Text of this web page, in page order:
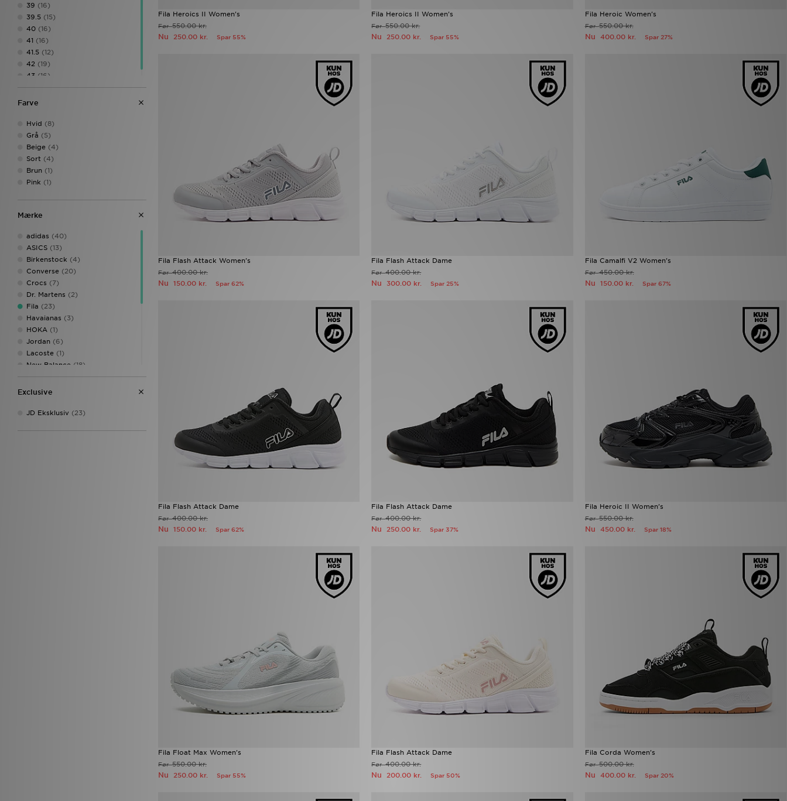
39 (16)
39.5 (15)
40 (16)
41 (16)
41.5 (12)
42 (19)
43 (16)
Farve
Hvid (8)
Grå (5)
Beige (4)
Sort (4)
Brun (1)
Pink (1)
Mærke
adidas (40)
ASICS (13)
Birkenstock (4)
Converse (20)
Crocs (7)
Dr. Martens (2)
Fila (23)
Havaianas (3)
HOKA (1)
Jordan (6)
Lacoste (1)
New Balance (18)
Nike(30)
On Running
Reebok(8)
Exclusive
JD Eksklusiv (23)
Fila Heroics II Women's
Før550.00 kr.
Nu 250.00 kr. Spar 55%
Fila Heroics II Women's
Før550.00 kr.
Nu250.00 kr. Spar 55%
Fila Heroic Women's
Før550.00 kr.
Nu 400.00 kr. Spar 27%
Fila Flash Attack Women's
Før400.00 kr.
Nu 150.00 kr. Spar 62%
Fila Flash Attack Dame
Før400.00 kr.
Nu 300.00 kr. Spar 25%
Fila Camalfi V2 Women's
Før450.00 kr.
Nu 150.00 kr. Spar 67%
Fila Flash Attack Dame
Før400.00 kr.
Nu 150.00 kr. Spar 62%
Fila Flash Attack Dame
Før400.00 kr.
Nu 250.00 kr. Spar 37%
Fila Heroic II Women's
Før550.00 kr.
Nu 450.00 kr. Spar 18%
Fila Float Max Women's
Før550.00 kr.
Nu 250.00 kr. Spar 55%
Fila Flash Attack Dame
Før400.00 kr.
Nu200.00 kr. Spar 50%
Fila Corda Women's
Før500.00 kr.
Nu 400.00 kr. Spar 20%